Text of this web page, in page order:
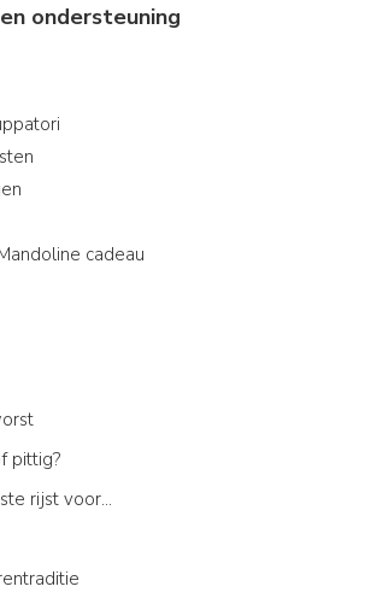
ondersteuning
cadeau
pittig?
rijst voor...